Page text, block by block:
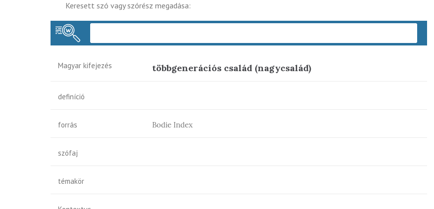
Keresett szó vagy szórész megadása:
Magyar kifejezés többgenerációs család (nagycsalád)
definíció
forrás Bodie Index
szófaj
témakör